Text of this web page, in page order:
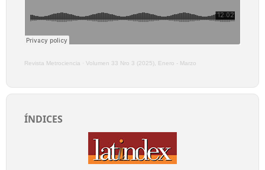
Revista Metrociencia · Volumen 33 Nro 3 (2025), Enero - Marzo
ÍNDICES